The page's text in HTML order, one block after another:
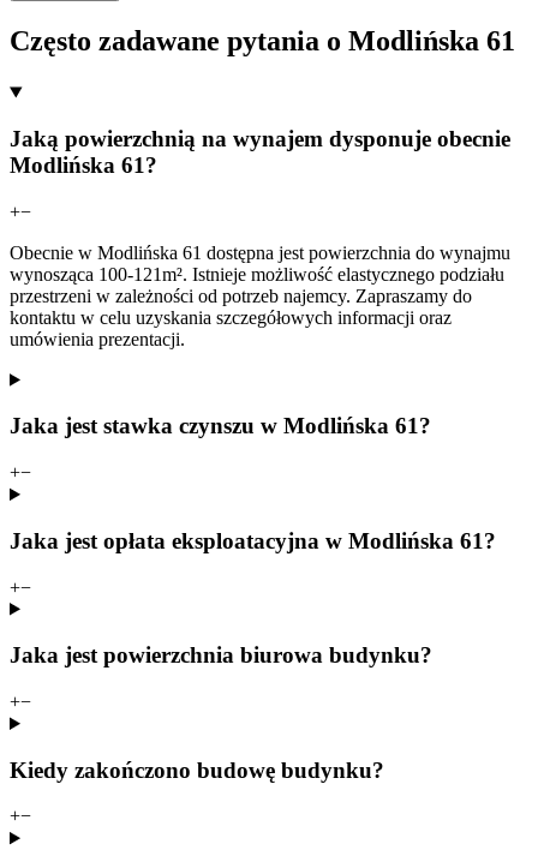
Często zadawane pytania o Modlińska 61
Jaką powierzchnią na wynajem dysponuje obecnie
Modlińska 61?
+−
Obecnie w Modlińska 61 dostępna jest powierzchnia do wynajmu
wynosząca 100-121m². Istnieje możliwość elastycznego podziału
przestrzeni w zależności od potrzeb najemcy. Zapraszamy do
kontaktu w celu uzyskania szczegółowych informacji oraz
umówienia prezentacji.
Jaka jest stawka czynszu w Modlińska 61?
+−
Jaka jest opłata eksploatacyjna w Modlińska 61?
+−
Jaka jest powierzchnia biurowa budynku?
+−
Kiedy zakończono budowę budynku?
+−